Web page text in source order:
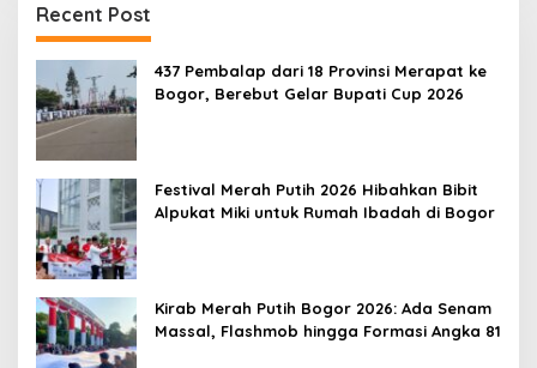
Recent Post
437 Pembalap dari 18 Provinsi Merapat ke
Bogor, Berebut Gelar Bupati Cup 2026
Festival Merah Putih 2026 Hibahkan Bibit
Alpukat Miki untuk Rumah Ibadah di Bogor
Kirab Merah Putih Bogor 2026: Ada Senam
Massal, Flashmob hingga Formasi Angka 81